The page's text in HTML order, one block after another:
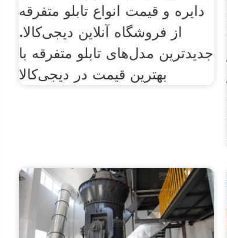
دایره و قیمت انواع تابلو متفرقه
از فروشگاه آنلاین دیجی‌کالا.
جدیدترین مدل‌های تابلو متفرقه با
بهترین قیمت در دیجی‌کالا